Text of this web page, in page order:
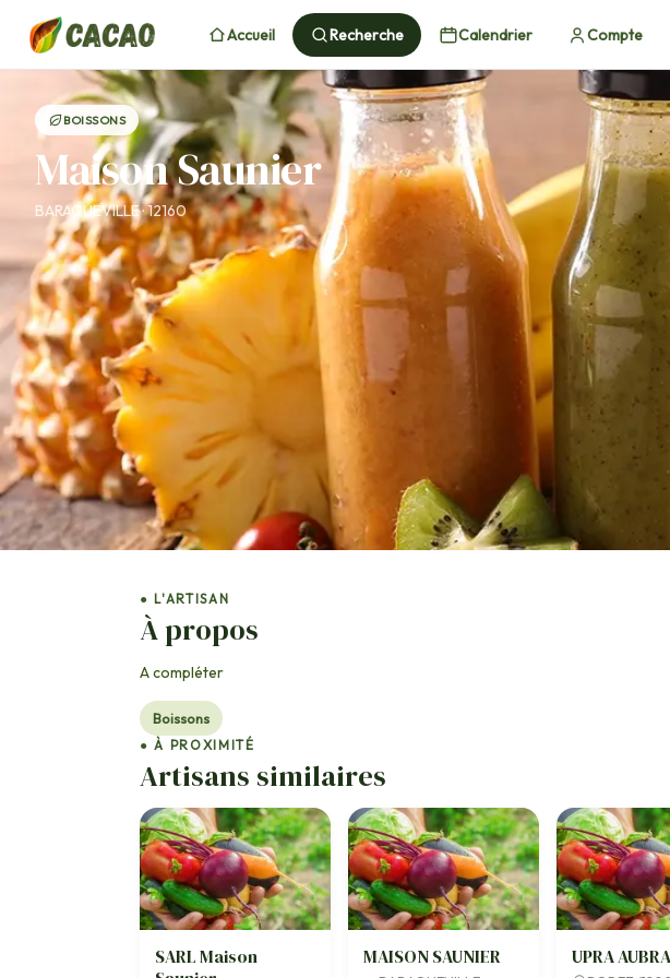
Accueil Recherche Calendrier Compte
BOISSONS
Maison Saunier
BARAQUEVILLE · 12160
● L'ARTISAN
À propos
A compléter
Boissons
● À PROXIMITÉ
Artisans similaires
SARL Maison
MAISON SAUNIER UPRA